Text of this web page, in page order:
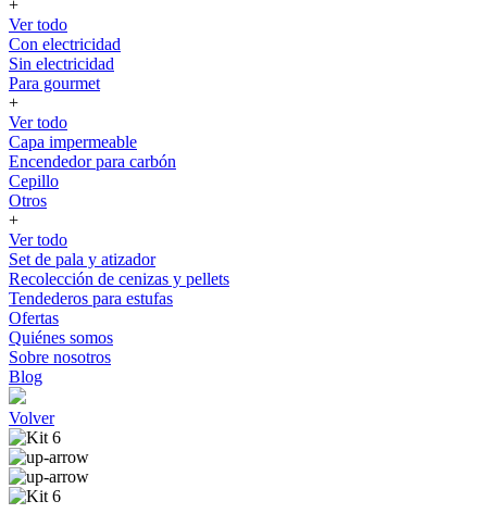
+
Ver todo
Con electricidad
Sin electricidad
Para gourmet
+
Ver todo
Capa impermeable
Encendedor para carbón
Cepillo
Otros
+
Ver todo
Set de pala y atizador
Recolección de cenizas y pellets
Tendederos para estufas
Ofertas
Quiénes somos
Sobre nosotros
Blog
Volver